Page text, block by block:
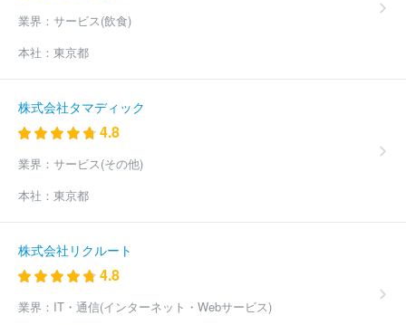
業界： サービス(飲食)
本社： 東京都
株式会社タマディック
4.8
業界： サービス(その他)
本社： 東京都
株式会社リクルート
4.8
業界： IT・通信(インターネット・Webサービス)